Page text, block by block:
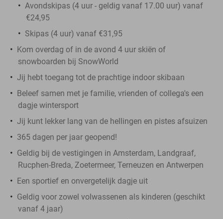
Avondskipas (4 uur - geldig vanaf 17.00 uur) vanaf
€24,95
Skipas (4 uur) vanaf €31,95
Kom overdag of in de avond 4 uur skiën of
snowboarden bij SnowWorld
Jij hebt toegang tot de prachtige indoor skibaan
Beleef samen met je familie, vrienden of collega's een
dagje wintersport
Jij kunt lekker lang van de hellingen en pistes afsuizen
365 dagen per jaar geopend!
Geldig bij de vestigingen in Amsterdam, Landgraaf,
Rucphen-Breda, Zoetermeer, Terneuzen en Antwerpen
Een sportief en onvergetelijk dagje uit
Geldig voor zowel volwassenen als kinderen (geschikt
vanaf 4 jaar)